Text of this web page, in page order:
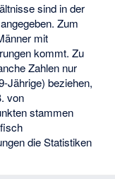
sind in der
Zum
mit
kommt. Zu
Zahlen nur
Jährige) beziehen,
von
stammen
die Statistiken